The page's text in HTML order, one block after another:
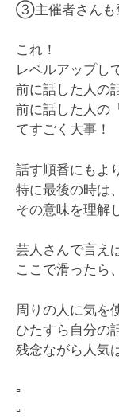
③主催者さんも
これ！
レベルアップし
前に話した人の
前に話した人の
てすごく大事！
話す順番にもよ
特に最後の時は
その意味を理解
芸人さんで言え
ここで滑ったら
周りの人に気を
ひたすら自分の
残念ながら人気
▫️
▫️